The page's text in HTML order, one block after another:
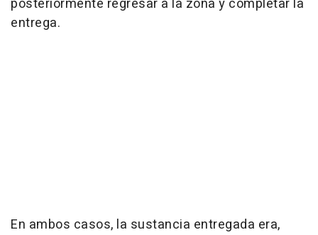
posteriormente regresar a la zona y completar la
entrega.
En ambos casos, la sustancia entregada era,